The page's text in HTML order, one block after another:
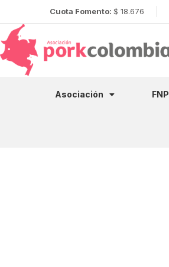
Cuota Fomento: $ 18.676
Asociación FNP